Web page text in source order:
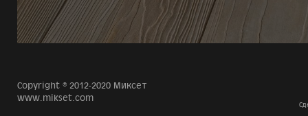
Copyright © 2012-2020 Миксет
www.mikset.com